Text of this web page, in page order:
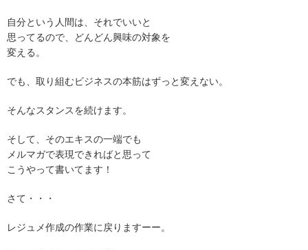
自分という人間は、それでいいと
思ってるので、どんどん興味の対象を
変える。
でも、取り組むビジネスの本筋はずっと変えない。
そんなスタンスを続けます。
そして、そのエキスの一端でも
メルマガで表現できればと思って
こうやって書いてます！
さて・・・
レジュメ作成の作業に戻りますーー。